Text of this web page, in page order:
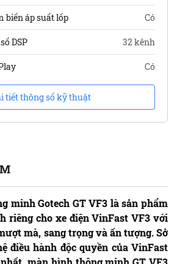
minh Gotech GT VF3 là sản phẩm
riêng cho xe điện VinFast VF3 với
mà, sang trọng và ấn tượng. Sở
điều hành độc quyền của VinFast
biến áp suất lốp Có
DSP 32 kênh
Có
tiết thông số kỹ thuật